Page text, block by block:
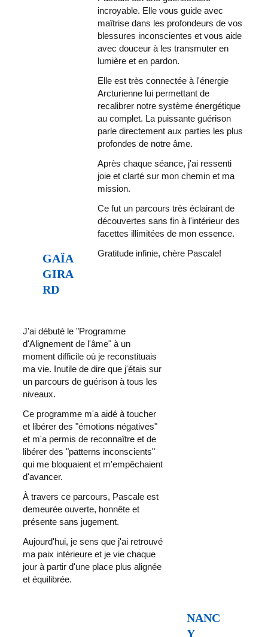
GAÏA
GIRA
RD
incroyable. Elle vous guide avec
maîtrise dans les profondeurs de vos
blessures inconscientes et vous aide
avec douceur à les transmuter en
lumière et en pardon.
Elle est très connectée à l'énergie
Arcturienne lui permettant de
recalibrer notre système énergétique
au complet. La puissante guérison
parle directement aux parties les plus
profondes de notre âme.
Après chaque séance, j'ai ressenti
joie et clarté sur mon chemin et ma
mission.
Ce fut un parcours très éclairant de
découvertes sans fin à l'intérieur des
facettes illimitées de mon essence.
Gratitude infinie, chère Pascale!
NANC
Y
J'ai débuté le "Programme
d'Alignement de l'âme" à un
moment difficile où je reconstituais
ma vie. Inutile de dire que j'étais sur
un parcours de guérison à tous les
niveaux.
Ce programme m'a aidé à toucher
et libérer des "émotions négatives"
et m'a permis de reconnaître et de
libérer des "patterns inconscients"
qui me bloquaient et m'empêchaient
d'avancer.
À travers ce parcours, Pascale est
demeurée ouverte, honnête et
présente sans jugement.
Aujourd'hui, je sens que j'ai retrouvé
ma paix intérieure et je vie chaque
jour à partir d'une place plus alignée
et équilibrée.